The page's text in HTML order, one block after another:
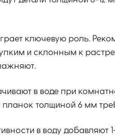
ключевую роль.
и склонным к
в воде при
толщиной 6 мм
в воду добавляют